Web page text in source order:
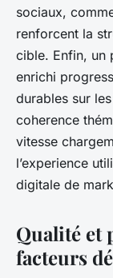
sociaux,
renforcent la
cible. Enfin, un
enrichi
durables sur
coherence
vitesse
l’experience
digitale de
Qualité et
facteurs